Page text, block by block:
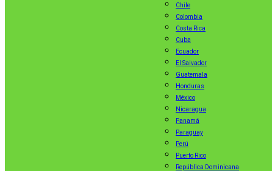
Chile
Colombia
Costa Rica
Cuba
Ecuador
El Salvador
Guatemala
Honduras
México
Nicaragua
Panamá
Paraguay
Perú
Puerto Rico
República Dominicana